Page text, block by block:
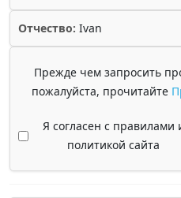
Отчество: Ivan
Прежде чем запросить
пожалуйста, прочитайте
Я согласен с правилами
политикой сайта